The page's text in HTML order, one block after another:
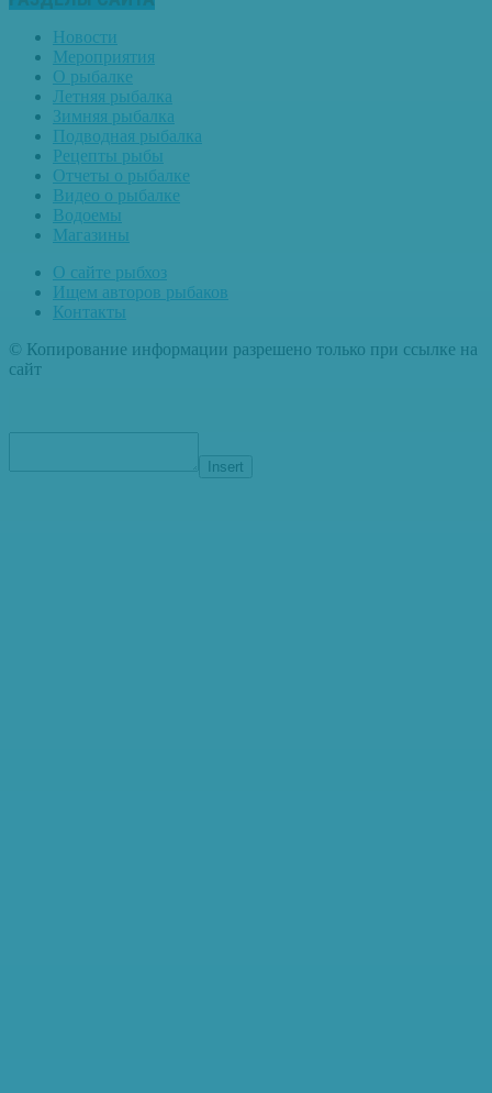
Новости
Мероприятия
О рыбалке
Летняя рыбалка
Зимняя рыбалка
Подводная рыбалка
Рецепты рыбы
Отчеты о рыбалке
Видео о рыбалке
Водоемы
Магазины
О сайте рыбхоз
Ищем авторов рыбаков
Контакты
© Копирование информации разрешено только при ссылке на
сайт
Insert